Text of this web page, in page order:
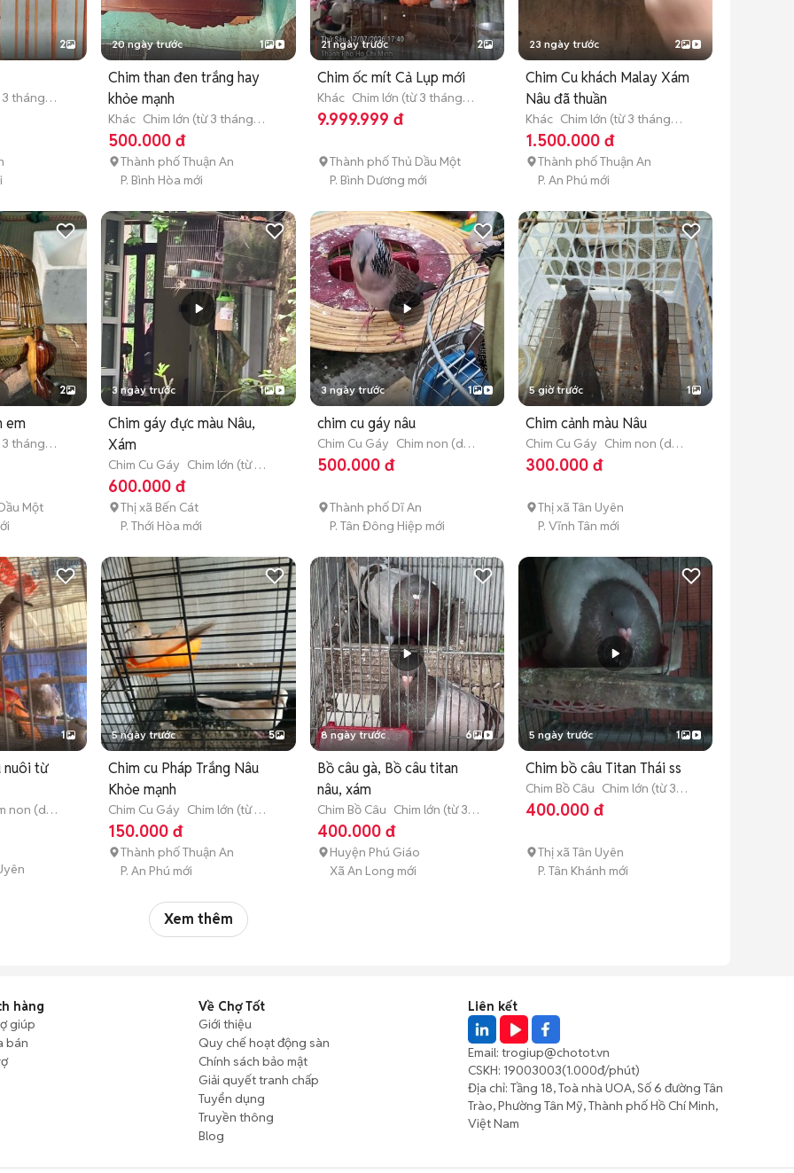
2
3 tháng
20 ngày trước 1
Chim than đen trắng hay
khỏe mạnh
Khác Chim lớn (từ 3 tháng
tuổi)
500.000 đ
Thành phố Thuận An
P. Bình Hòa mới
21 ngày trước 2
Chim ốc mít Cả Lụp mới
Khác Chim lớn (từ 3 tháng
tuổi)
9.999.999 đ
Thành phố Thủ Dầu Một
P. Bình Dương mới
23 ngày trước 2
Chim Cu khách Malay Xám
Nâu đã thuần
Khác Chim lớn (từ 3 tháng
tuổi)
1.500.000 đ
Thành phố Thuận An
P. An Phú mới
2
em
3 tháng
Một
3 ngày trước 1
Chim gáy đực màu Nâu,
Xám
Chim Cu Gáy Chim lớn (từ 3
tháng tuổi)
600.000 đ
Thị xã Bến Cát
P. Thới Hòa mới
3 ngày trước 1
chim cu gáy nâu
Chim Cu Gáy Chim non (dưới
3 tháng tuổi)
500.000 đ
Thành phố Dĩ An
P. Tân Đông Hiệp mới
5 giờ trước 1
Chim cảnh màu Nâu
Chim Cu Gáy Chim non (dưới
3 tháng tuổi)
300.000 đ
Thị xã Tân Uyên
P. Vĩnh Tân mới
1
nuôi từ
non (dưới
5 ngày trước 5
Chim cu Pháp Trắng Nâu
Khỏe mạnh
Chim Cu Gáy Chim lớn (từ 3
tháng tuổi)
150.000 đ
Thành phố Thuận An
P. An Phú mới
8 ngày trước 6
Bồ câu gà, Bồ câu titan
nâu, xám
Chim Bồ Câu Chim lớn (từ 3
tháng tuổi)
400.000 đ
Huyện Phú Giáo
Xã An Long mới
5 ngày trước 1
Chim bồ câu Titan Thái ss
Chim Bồ Câu Chim lớn (từ 3
tháng tuổi)
400.000 đ
Thị xã Tân Uyên
P. Tân Khánh mới
Xem thêm
hàng
giúp
bán
Về Chợ Tốt
Giới thiệu
Quy chế hoạt động sàn
Chính sách bảo mật
Giải quyết tranh chấp
Tuyển dụng
Truyền thông
Blog
Liên kết
Email: trogiup@chotot.vn
CSKH: 19003003(1.000đ/phút)
Địa chỉ: Tầng 18, Toà nhà UOA, Số 6 đường Tân
Trào, Phường Tân Mỹ, Thành phố Hồ Chí Minh,
Việt Nam